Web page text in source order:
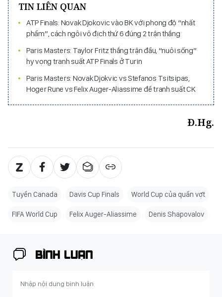
TIN LIÊN QUAN
ATP Finals: Novak Djokovic vào BK với phong độ “nhất
phẩm”, cách ngôi vô địch thứ 6 đúng 2 trận thắng
Paris Masters: Taylor Fritz thắng trận đầu, “nuôi sống”
hy vọng tranh suất ATP Finals ở Turin
Paris Masters: Novak Djokvic vs Stefanos Tsitsipas,
Hoger Rune vs Felix Auger-Aliassime để tranh suất CK
Đ.Hg.
Tuyển Canada Davis Cup Finals World Cup của quần vợt
FIFA World Cup Felix Auger-Aliassime Denis Shapovalov
BÌNH LUẬN